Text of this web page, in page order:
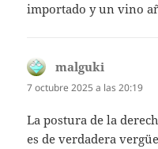
importado y un vino
malguki
7 octubre 2025 a las 20:19
La postura de la
es de verdadera